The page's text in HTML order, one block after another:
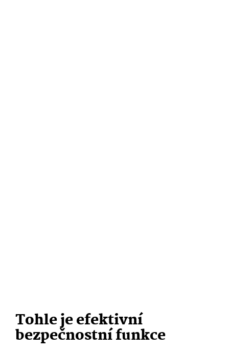
Tohle je efektivní
bezpečnostní funkce